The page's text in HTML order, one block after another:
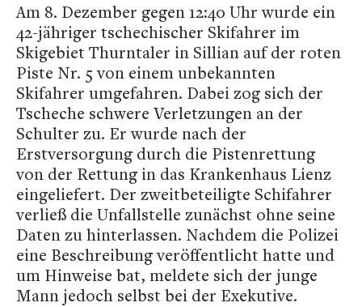
Am 8. Dezember gegen 12:40 Uhr wurde ein
42-jähriger tschechischer Skifahrer im
Skigebiet Thurntaler in Sillian auf der roten
Piste Nr. 5 von einem unbekannten
Skifahrer umgefahren. Dabei zog sich der
Tscheche schwere Verletzungen an der
Schulter zu. Er wurde nach der
Erstversorgung durch die Pistenrettung
von der Rettung in das Krankenhaus Lienz
eingeliefert. Der zweitbeteiligte Schifahrer
verließ die Unfallstelle zunächst ohne seine
Daten zu hinterlassen. Nachdem die Polizei
eine Beschreibung veröffentlicht hatte und
um Hinweise bat, meldete sich der junge
Mann jedoch selbst bei der Exekutive.